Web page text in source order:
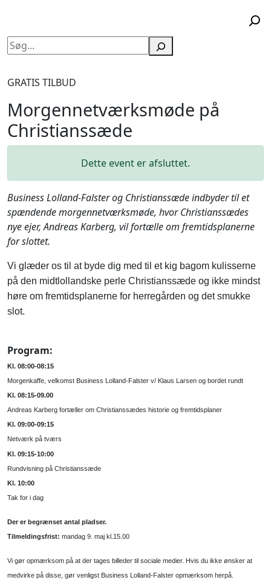
Søg
GRATIS TILBUD
Morgennetværksmøde på
Christianssæde
Dette event er afsluttet.
Business Lolland-Falster og Christianssæde indbyder til et
spændende morgennetværksmøde, hvor Christianssædes
nye ejer, Andreas Karberg, vil fortælle om fremtidsplanerne
for slottet.
Vi glæder os til at byde dig med til et kig bagom kulisserne
på den midtlollandske perle Christianssæde og ikke mindst
høre om fremtidsplanerne for herregården og det smukke
slot.
Program:
Kl. 08:00-08:15
Morgenkaffe, velkomst Business Lolland-Falster v/ Klaus Larsen og bordet rundt
Kl. 08:15-09.00
Andreas Karberg fortæller om Christianssædes historie og fremtidsplaner
Kl. 09:00-09:15
Netværk på tværs
Kl. 09:15-10:00
Rundvisning på Christianssæde
Kl. 10:00
Tak for i dag
Der er begrænset antal pladser.
Tilmeldingsfrist: mandag 9. maj kl.15.00
Vi gør opmærksom på at der tages billeder til sociale medier. Hvis du ikke ønsker at
medvirke på disse, gør venligst Business Lolland-Falster opmærksom herpå.